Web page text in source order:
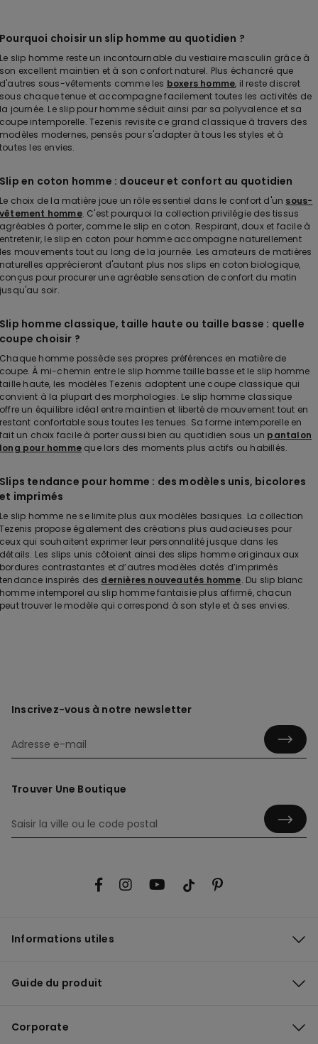
Pourquoi choisir un slip homme au quotidien ?
Le slip homme reste un incontournable du vestiaire masculin grâce à
son excellent maintien et à son confort naturel. Plus échancré que
d'autres sous-vêtements comme les boxers homme, il reste discret
sous chaque tenue et accompagne facilement toutes les activités de
la journée. Le slip pour homme séduit ainsi par sa polyvalence et sa
coupe intemporelle. Tezenis revisite ce grand classique à travers des
modèles modernes, pensés pour s'adapter à tous les styles et à
toutes les envies.
Slip en coton homme : douceur et confort au quotidien
Le choix de la matière joue un rôle essentiel dans le confort d'un sous-
vêtement homme. C'est pourquoi la collection privilégie des tissus
agréables à porter, comme le slip en coton. Respirant, doux et facile à
entretenir, le slip en coton pour homme accompagne naturellement
les mouvements tout au long de la journée. Les amateurs de matières
naturelles apprécieront d'autant plus nos slips en coton biologique,
conçus pour procurer une agréable sensation de confort du matin
jusqu'au soir.
Slip homme classique, taille haute ou taille basse : quelle
coupe choisir ?
Chaque homme possède ses propres préférences en matière de
coupe. À mi-chemin entre le slip homme taille basse et le slip homme
taille haute, les modèles Tezenis adoptent une coupe classique qui
convient à la plupart des morphologies. Le slip homme classique
offre un équilibre idéal entre maintien et liberté de mouvement tout en
restant confortable sous toutes les tenues. Sa forme intemporelle en
fait un choix facile à porter aussi bien au quotidien sous un pantalon
long pour homme que lors des moments plus actifs ou habillés.
Slips tendance pour homme : des modèles unis, bicolores
et imprimés
Le slip homme ne se limite plus aux modèles basiques. La collection
Tezenis propose également des créations plus audacieuses pour
ceux qui souhaitent exprimer leur personnalité jusque dans les
détails. Les slips unis côtoient ainsi des slips homme originaux aux
bordures contrastantes et d’autres modèles dotés d’imprimés
tendance inspirés des dernières nouveautés homme. Du slip blanc
homme intemporel au slip homme fantaisie plus affirmé, chacun
peut trouver le modèle qui correspond à son style et à ses envies.
Inscrivez-vous à notre newsletter
Trouver Une Boutique
Informations utiles
Guide du produit
Corporate